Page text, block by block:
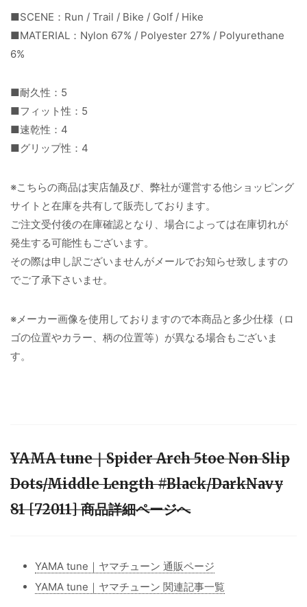
■SCENE：Run / Trail / Bike / Golf / Hike
■MATERIAL：Nylon 67% / Polyester 27% / Polyurethane
6%
■耐久性：5
■フィット性：5
■速乾性：4
■グリップ性：4
※こちらの商品は実店舗及び、弊社が運営する他ショッピング
サイトと在庫を共有して販売しております。
ご注文受付後の在庫確認となり、場合によっては在庫切れが
発生する可能性もございます。
その際は申し訳ございませんがメールでお知らせ致しますの
でご了承下さいませ。
※メーカー画像を使用しておりますので本商品と多少仕様（ロ
ゴの位置やカラー、柄の位置等）が異なる場合もございま
す。
YAMA tune｜Spider Arch 5toe Non Slip
Dots/Middle Length #Black/DarkNavy
81 [72011] 商品詳細ページへ
YAMA tune｜ヤマチューン 通販ページ
YAMA tune｜ヤマチューン 関連記事一覧